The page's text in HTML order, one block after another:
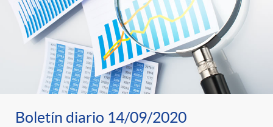
Boletín diario 14/09/2020